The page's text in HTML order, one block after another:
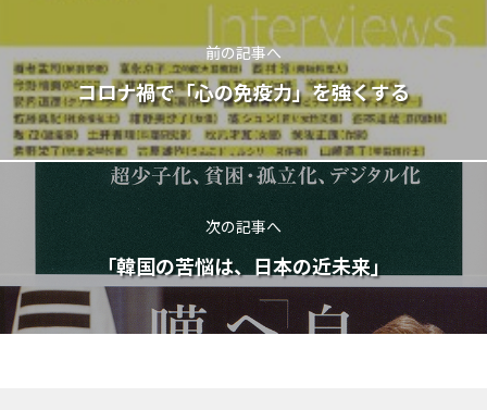
前の記事へ
コロナ禍で「心の免疫力」を強くする
次の記事へ
「韓国の苦悩は、日本の近未来」